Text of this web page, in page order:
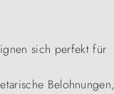
sich perfekt für
Belohnungen,